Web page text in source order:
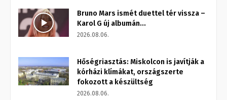
Bruno Mars ismét duettel tér vissza –
Karol G új albumán...
2026.08.06.
Hőségriasztás: Miskolcon is javítják a
kórházi klímákat, országszerte
fokozott a készültség
2026.08.06.